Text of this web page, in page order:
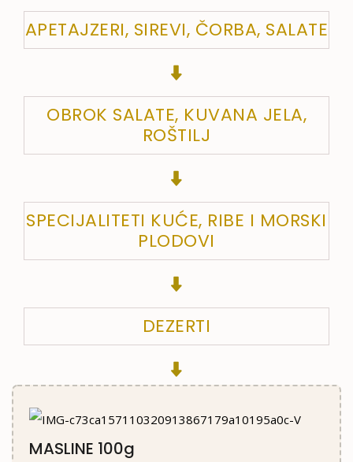
APETAJZERI, SIREVI, ČORBA, SALATE
OBROK SALATE, KUVANA JELA,
ROŠTILJ
SPECIJALITETI KUĆE, RIBE I MORSKI
PLODOVI
DEZERTI
MASLINE 100g